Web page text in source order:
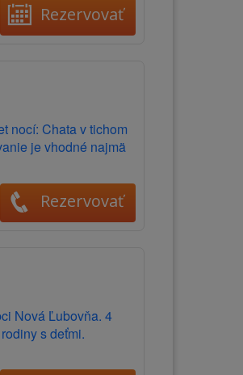
Rezervovať
nocí: Chata v tichom
je vhodné najmä
Rezervovať
Nová Ľubovňa. 4
s deťmi.